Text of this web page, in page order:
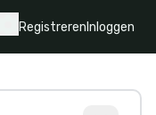
Registreren Inloggen